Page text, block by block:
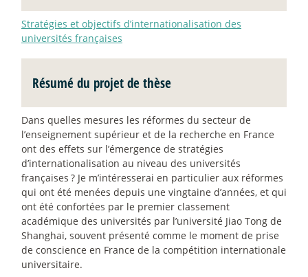
Stratégies et objectifs d’internationalisation des
universités françaises
Résumé du projet de thèse
Dans quelles mesures les réformes du secteur de
l’enseignement supérieur et de la recherche en France
ont des effets sur l’émergence de stratégies
d’internationalisation au niveau des universités
françaises ? Je m’intéresserai en particulier aux réformes
qui ont été menées depuis une vingtaine d’années, et qui
ont été confortées par le premier classement
académique des universités par l’université Jiao Tong de
Shanghai, souvent présenté comme le moment de prise
de conscience en France de la compétition internationale
universitaire.